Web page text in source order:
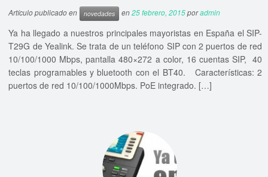
Artículo publicado en novedades en25 febrero, 2015poradmin
Ya ha llegado a nuestros principales mayoristas en España el SIP-
T29G de Yealink. Se trata de un teléfono SIP con 2 puertos de red
10/100/1000 Mbps, pantalla 480×272 a color, 16 cuentas SIP, 40
teclas programables y bluetooth con el BT40. Características: 2
puertos de red 10/100/1000Mbps. PoE integrado. […]